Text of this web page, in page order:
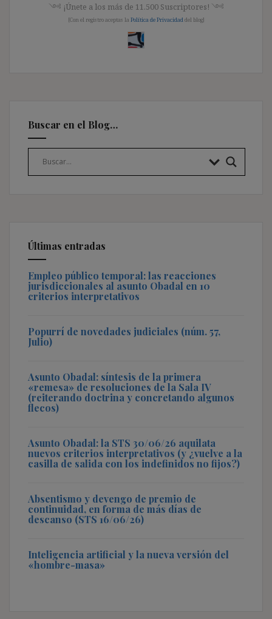
༺ ¡Únete a los más de 11.500 Suscriptores! ༺
[Con el registro aceptas la Política de Privacidad del blog]
Buscar en el Blog…
Últimas entradas
Empleo público temporal: las reacciones
jurisdiccionales al asunto Obadal en 10
criterios interpretativos
Popurrí de novedades judiciales (núm. 57,
Julio)
Asunto Obadal: síntesis de la primera
«remesa» de resoluciones de la Sala IV
(reiterando doctrina y concretando algunos
flecos)
Asunto Obadal: la STS 30/06/26 aquilata
nuevos criterios interpretativos (y ¿vuelve a la
casilla de salida con los indefinidos no fijos?)
Absentismo y devengo de premio de
continuidad, en forma de más días de
descanso (STS 16/06/26)
Inteligencia artificial y la nueva versión del
«hombre-masa»